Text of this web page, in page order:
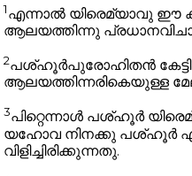
1എന്നാൽ യിരെമ്യാവു ഈ
ആലയത്തിന്നു
2പശ്ഹൂർപുരോഹിതൻ
ആലയത്തിന്നരികെയുള്ള
3പിറ്റെന്നാൾ പശ്ഹൂർ
യഹോവ നിനക്കു പശ്ഹൂർ
വിളിച്ചിരിക്കുന്നതു.